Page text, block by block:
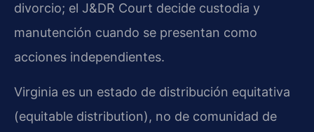
divorcio; el J&DR Court decide custodia y
manutención cuando se presentan como
acciones independientes.
Virginia es un estado de distribución equitativa
(equitable distribution), no de comunidad de